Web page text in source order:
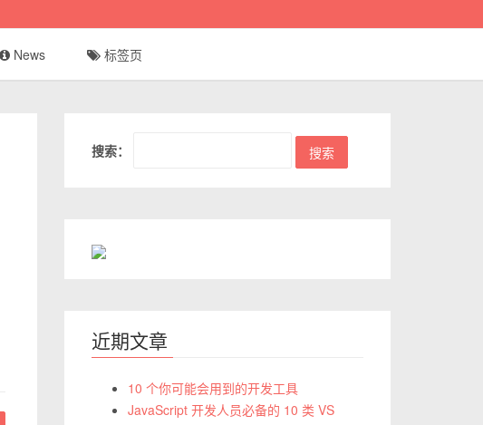
News 标签页
搜索：
近期文章
10 个你可能会用到的开发工具
JavaScript 开发人员必备的 10 类 VS